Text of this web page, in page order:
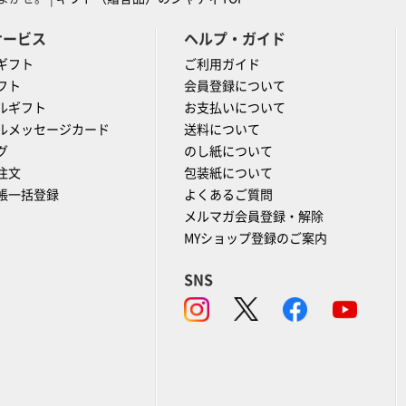
ビス
フト
ト
ギフト
メッセージカード
文
一括登録
ヘルプ・ガイド
ご利用ガイド
会員登録について
お支払いについて
送料について
のし紙について
包装紙について
よくあるご質問
メルマガ会員登録・解除
MYショップ登録のご案内
SNS